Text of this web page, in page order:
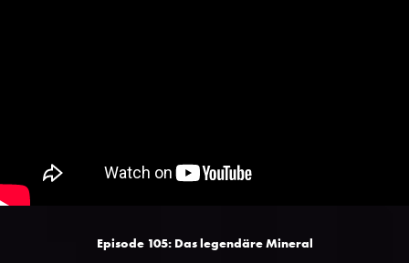
Episode 105: Das legendäre Mineral